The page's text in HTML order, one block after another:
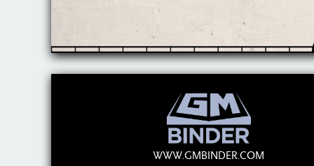
WWW.GMBINDER.COM